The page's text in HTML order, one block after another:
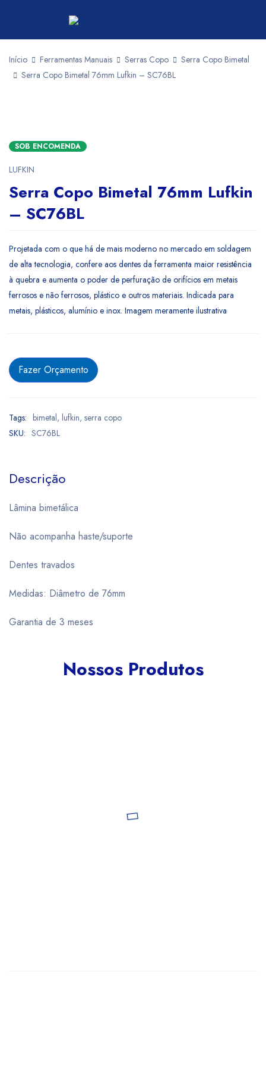
Início Ferramentas Manuais Serras Copo
Serra Copo Bimetal
Serra Copo Bimetal 76mm Lufkin – SC76BL
SOB ENCOMENDA
LUFKIN
Serra Copo Bimetal 76mm Lufkin
– SC76BL
Projetada com o que há de mais moderno no mercado em soldagem
de alta tecnologia, confere aos dentes da ferramenta maior resistência
à quebra e aumenta o poder de perfuração de orifícios em metais
ferrosos e não ferrosos, plástico e outros materiais. Indicada para
metais, plásticos, alumínio e inox. Imagem meramente ilustrativa
Fazer Orçamento
Tags: bimetal, lufkin, serra copo
SKU: SC76BL
Descrição
Lâmina bimetálica
Não acompanha haste/suporte
Dentes travados
Medidas: Diâmetro de 76mm
Garantia de 3 meses
Nossos Produtos